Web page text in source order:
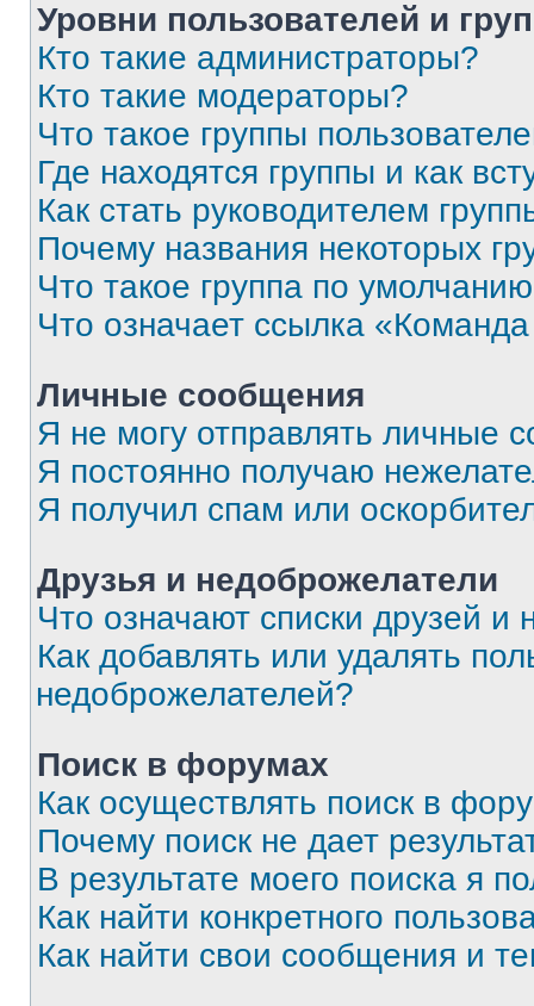
Уровни пользователей и
Кто такие администраторы?
Кто такие модераторы?
Что такое группы
Где находятся группы и как
Как стать руководителем
Почему названия некоторых
Что такое группа по
Что означает ссылка
Личные сообщения
Я не могу отправлять личные
Я постоянно получаю
Я получил спам или
Друзья и недоброжелатели
Что означают списки друзей и
Как добавлять или удалять
недоброжелателей?
Поиск в форумах
Как осуществлять поиск в
Почему поиск не дает
В результате моего поиска я
Как найти конкретного
Как найти свои сообщения и